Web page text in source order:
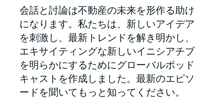
会話と討論は不動産の未来を形作る助け
になります。私たちは、新しいアイデア
を刺激し、最新トレンドを解き明かし、
エキサイティングな新しいイニシアチブ
を明らかにするためにグローバルポッド
キャストを作成しました。最新のエピソ
ードを聞いてもっと知ってください。